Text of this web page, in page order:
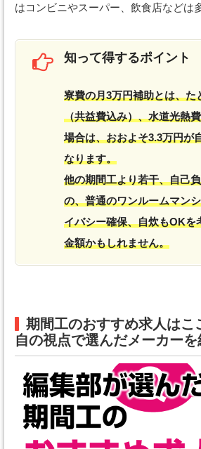
はコンビニやスーパー、飲食店などは
知って得するポイント
寮費の月3万円補助とは、た
（共益費込み）、水道光熱
場合は、おおよそ3.3万円が
なります。
他の期間工より若干、自己
の、普通のワンルームマン
イバシー確保、自炊もOKを
金額かもしれません。
期間工のおすすめ求人はこ
自の視点で選んだメーカーを